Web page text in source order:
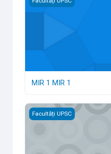
MIR 1 MIR 1
Curs17062024fm Curs
Facultăți UPSC